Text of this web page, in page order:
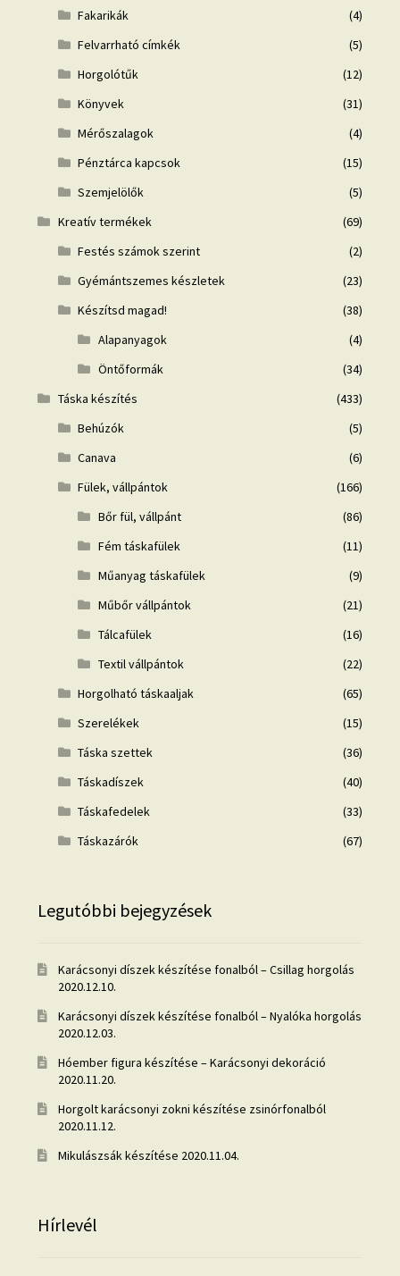
Fakarikák
(4)
Felvarrható címkék
(5)
Horgolótűk
(12)
Könyvek
(31)
Mérőszalagok
(4)
Pénztárca kapcsok
(15)
Szemjelölők
(5)
Kreatív termékek
(69)
Festés számok szerint
(2)
Gyémántszemes készletek
(23)
Készítsd magad!
(38)
Alapanyagok
(4)
Öntőformák
(34)
Táska készítés
(433)
Behúzók
(5)
Canava
(6)
Fülek, vállpántok
(166)
Bőr fül, vállpánt
(86)
Fém táskafülek
(11)
Műanyag táskafülek
(9)
Műbőr vállpántok
(21)
Tálcafülek
(16)
Textil vállpántok
(22)
Horgolható táskaaljak
(65)
Szerelékek
(15)
Táska szettek
(36)
Táskadíszek
(40)
Táskafedelek
(33)
Táskazárók
(67)
Legutóbbi bejegyzések
Karácsonyi díszek készítése fonalból – Csillag horgolás
2020.12.10.
Karácsonyi díszek készítése fonalból – Nyalóka horgolás
2020.12.03.
Hóember figura készítése – Karácsonyi dekoráció
2020.11.20.
Horgolt karácsonyi zokni készítése zsinórfonalból
2020.11.12.
Mikulászsák készítése 2020.11.04.
Hírlevél